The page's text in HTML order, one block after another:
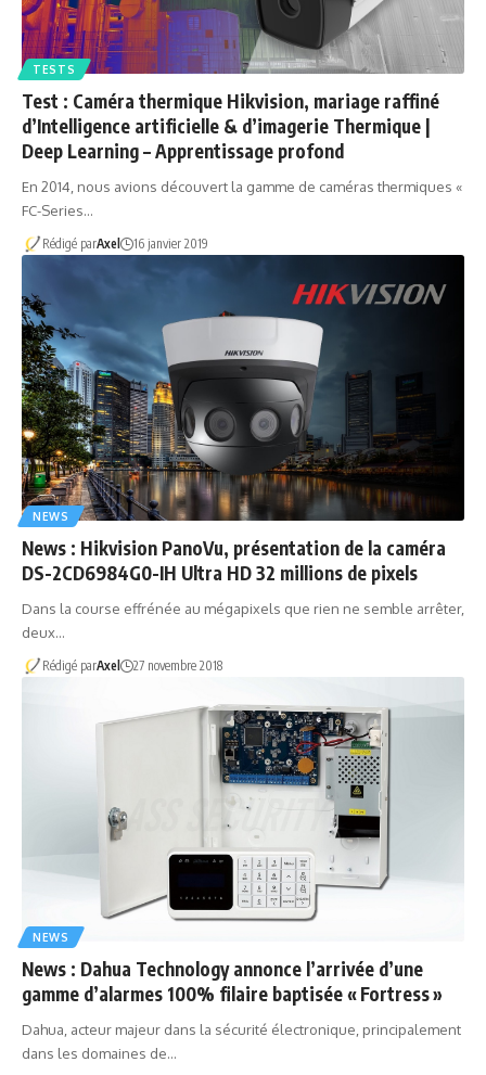
TESTS
Test : Caméra thermique Hikvision, mariage raffiné
d’Intelligence artificielle & d’imagerie Thermique |
Deep Learning – Apprentissage profond
En 2014, nous avions découvert la gamme de caméras thermiques «
FC-Series…
Rédigé parAxel 16 janvier 2019
NEWS
News : Hikvision PanoVu, présentation de la caméra
DS-2CD6984G0-IH Ultra HD 32 millions de pixels
Dans la course effrénée au mégapixels que rien ne semble arrêter,
deux…
Rédigé parAxel 27 novembre 2018
NEWS
News : Dahua Technology annonce l’arrivée d’une
gamme d’alarmes 100% filaire baptisée « Fortress »
Dahua, acteur majeur dans la sécurité électronique, principalement
dans les domaines de…